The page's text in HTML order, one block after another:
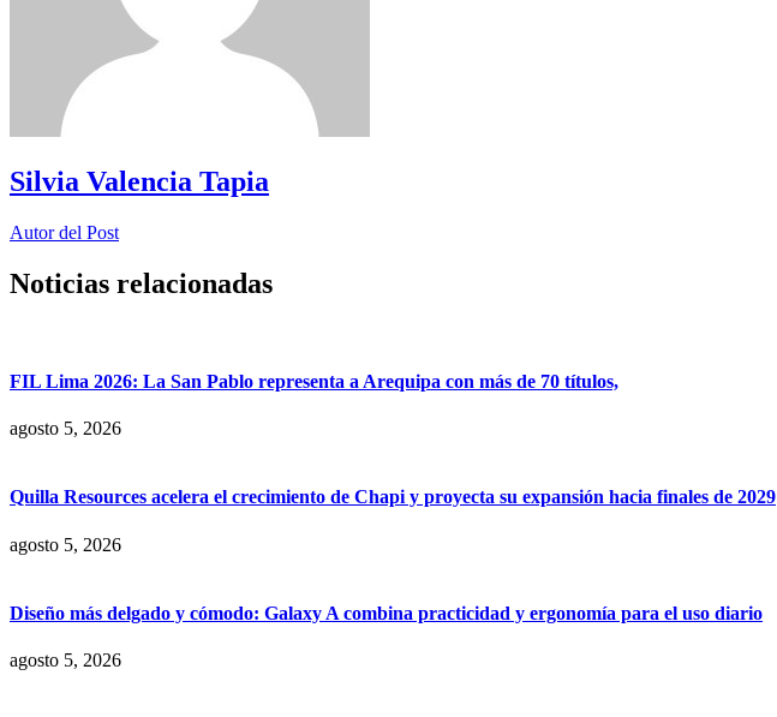
Silvia Valencia Tapia
Autor del Post
Noticias relacionadas
FIL Lima 2026: La San Pablo representa a Arequipa con más de 70 títulos,
agosto 5, 2026
Quilla Resources acelera el crecimiento de Chapi y proyecta su expansión hacia finales de 2029
agosto 5, 2026
Diseño más delgado y cómodo: Galaxy A combina practicidad y ergonomía para el uso diario
agosto 5, 2026